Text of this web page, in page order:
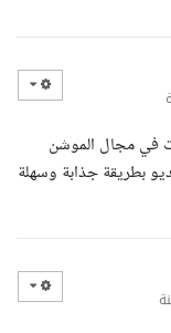
انا دينا لدي خبرة ٤ سنوات في مجال الموشن
بطريقة جذابة وسهلة